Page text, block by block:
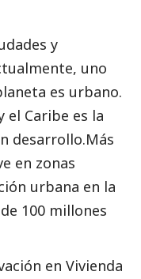
y
uno
es urbano.
el Caribe es la
desarrollo.Más
en zonas
urbana en la
100 millones
en Vivienda